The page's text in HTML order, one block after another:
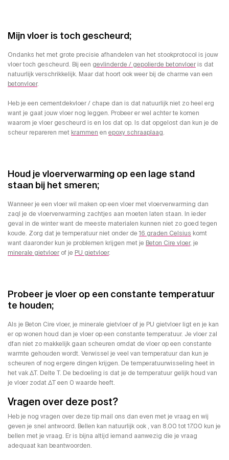
Mijn vloer is toch gescheurd;
Ondanks het met grote precisie afhandelen van het stookprotocol is jouw
vloer toch gescheurd. Bij een gevlinderde / gepolierde betonvloer is dat
natuurlijk verschrikkelijk. Maar dat hoort ook weer bij de charme van een
betonvloer.
Heb je een cementdekvloer / chape dan is dat natuurlijk niet zo heel erg
want je gaat jouw vloer nog leggen. Probeer er wel achter te komen
waarom je vloer gescheurd is en los dat op. Is dat opgelost dan kun je de
scheur repareren met krammen en epoxy schraaplaag.
Houd je vloerverwarming op een lage stand
staan bij het smeren;
Wanneer je een vloer wil maken op een vloer met vloerverwarming dan
zaql je de vloerverwarming zachtjes aan moeten laten staan. In ieder
geval in de winter want de meeste materialen kunnen niet zo goed tegen
koude. Zorg dat je temperatuur niet onder de 16 graden Celsius komt
want daaronder kun je problemen krijgen met je Beton Cire vloer, je
minerale gietvloer of je PU gietvloer.
Probeer je vloer op een constante temperatuur
te houden;
Als je Beton Cire vloer, je minerale gietvloer of je PU gietvloer ligt en je kan
er op wonen houd dan je vloer op een constante temperatuur. Je vloer zal
dfan niet zo makkelijk gaan scheuren omdat de vloer op een constante
warmte gehouden wordt. Verwissel je veel van temperatuur dan kun je
scheuren of nog ergere dingen krijgen. De temperatuurwisseling heet in
het vak ΔT. Delte T. De bedoeling is dat je de temperatuur gelijk houd van
je vloer zodat ΔT een 0 waarde heeft.
Vragen over deze post?
Heb je nog vragen over deze tip mail ons dan even met je vraag en wij
geven je snel antwoord. Bellen kan natuurlijk ook , van 8.00 tot 17.00 kun je
bellen met je vraag. Er is bijna altijd iemand aanwezig die je vraag
adequaat kan beantwoorden.